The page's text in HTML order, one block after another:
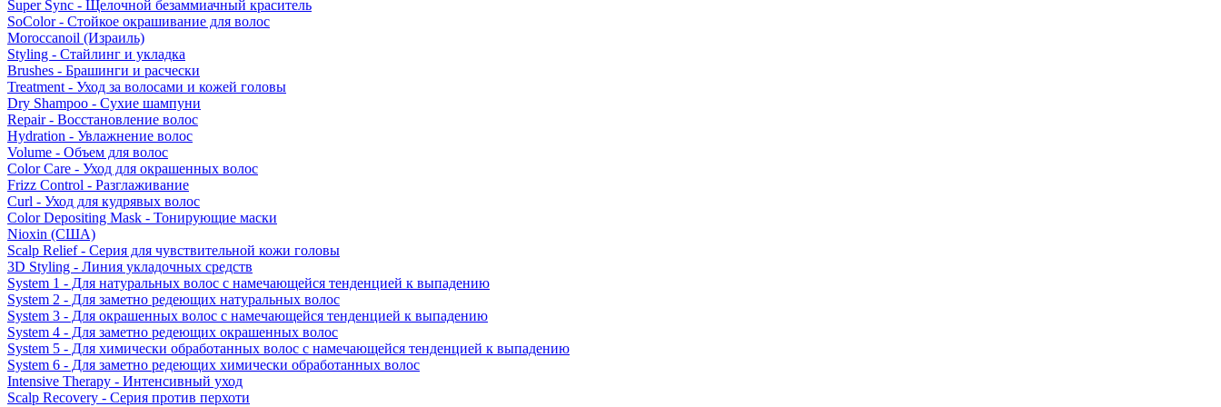
Super Sync - Щелочной безаммиачный краситель
SoColor - Стойкое окрашивание для волос
Moroccanoil (Израиль)
Styling - Стайлинг и укладка
Brushes - Брашинги и расчески
Treatment - Уход за волосами и кожей головы
Dry Shampoo - Сухие шампуни
Repair - Восстановление волос
Hydration - Увлажнение волос
Volume - Объем для волос
Color Care - Уход для окрашенных волос
Frizz Control - Разглаживание
Curl - Уход для кудрявых волос
Color Depositing Mask - Тонирующие маски
Nioxin (США)
Scalp Relief - Серия для чувствительной кожи головы
3D Styling - Линия укладочных средств
System 1 - Для натуральных волос с намечающейся тенденцией к выпадению
System 2 - Для заметно редеющих натуральных волос
System 3 - Для окрашенных волос с намечающейся тенденцией к выпадению
System 4 - Для заметно редеющих окрашенных волос
System 5 - Для химически обработанных волос с намечающейся тенденцией к выпадению
System 6 - Для заметно редеющих химически обработанных волос
Intensive Therapy - Интенсивный уход
Scalp Recovery - Серия против перхоти